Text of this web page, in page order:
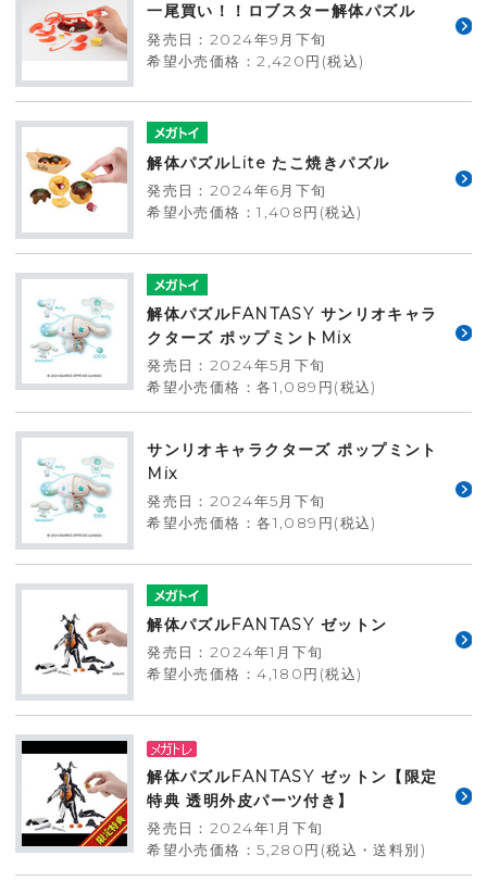
一尾買い！！ロブスター解体パズル
発売日：2024年9月下旬
希望小売価格：2,420円(税込)
解体パズルLite たこ焼きパズル
発売日：2024年6月下旬
希望小売価格：1,408円(税込)
解体パズルFANTASY サンリオキャラ
クターズ ポップミントMix
発売日：2024年5月下旬
希望小売価格：各1,089円(税込)
サンリオキャラクターズ ポップミント
Mix
発売日：2024年5月下旬
希望小売価格：各1,089円(税込)
解体パズルFANTASY ゼットン
発売日：2024年1月下旬
希望小売価格：4,180円(税込)
解体パズルFANTASY ゼットン【限定
特典 透明外皮パーツ付き】
発売日：2024年1月下旬
希望小売価格：5,280円(税込・送料別)